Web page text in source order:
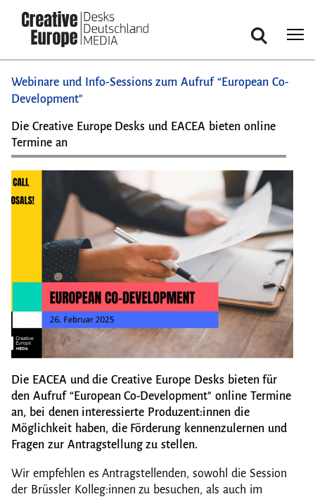
zum
Inhalt
Suche
Webinare und Info-Sessions zum Aufruf “European Co-
Development"
Die Creative Europe Desks und EACEA bieten online
Termine an
Die EACEA und die Creative Europe Desks bieten für
den Aufruf “European Co-Development" online Termine
an, bei denen interessierte Produzent:innen die
Möglichkeit haben, die Förderung kennenzulernen und
Fragen zur Antragstellung zu stellen.
Wir empfehlen es Antragstellenden, sowohl die Session
der Brüssler Kolleg:innen zu besuchen, als auch im